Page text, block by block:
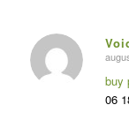
buy
06